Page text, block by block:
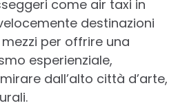
come air taxi in
destinazioni
per offrire una
esperienziale,
dall’alto città d’arte,